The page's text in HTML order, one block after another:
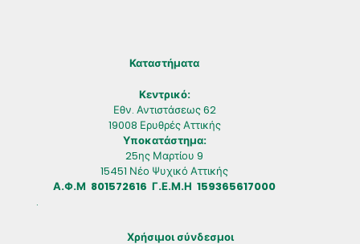
Καταστήματα
Κεντρικό:
Εθν. Αντιστάσεως 62
19008 Ερυθρές Αττικής
Υποκατάστημα:
25ης Μαρτίου 9
15451 Νέο Ψυχικό Αττικής
Α.Φ.Μ 801572616 Γ.Ε.Μ.Η 159365617000
.
Χρήσιμοι σύνδεσμοι